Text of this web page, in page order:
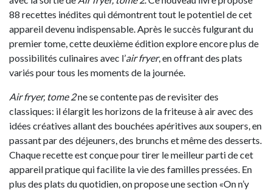
88 recettes inédites qui démontrent tout le potentiel de cet
appareil devenu indispensable. Après le succès fulgurant du
premier tome, cette deuxième édition explore encore plus de
possibilités culinaires avec l’air fryer, en offrant des plats
variés pour tous les moments de la journée.
Air fryer, tome 2ne se contente pas de revisiter des
classiques: il élargit les horizons de la friteuse à air avec des
idées créatives allant des bouchées apéritives aux soupers, en
passant par des déjeuners, des brunchs et même des desserts.
Chaque recette est conçue pour tirer le meilleur parti de cet
appareil pratique qui facilite la vie des familles pressées. En
plus des plats du quotidien, on propose une section «On n’y